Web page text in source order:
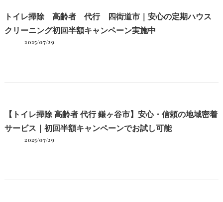
トイレ掃除 高齢者 代行 四街道市｜安心の定期ハウス
クリーニング初回半額キャンペーン実施中
2025/07/29
【トイレ掃除 高齢者 代行 鎌ヶ谷市】安心・信頼の地域密着
サービス｜初回半額キャンペーンでお試し可能
2025/07/29